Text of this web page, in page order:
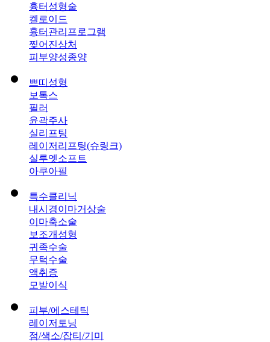
흉터성형술
켈로이드
흉터관리프로그램
찢어진상처
피부양성종양
쁘띠성형
보톡스
필러
윤곽주사
실리프팅
레이저리프팅(슈링크)
실루엣소프트
아쿠아필
특수클리닉
내시경이마거상술
이마축소술
보조개성형
귀족수술
무턱수술
액취증
모발이식
피부/에스테틱
레이저토닝
점/색소/잡티/기미